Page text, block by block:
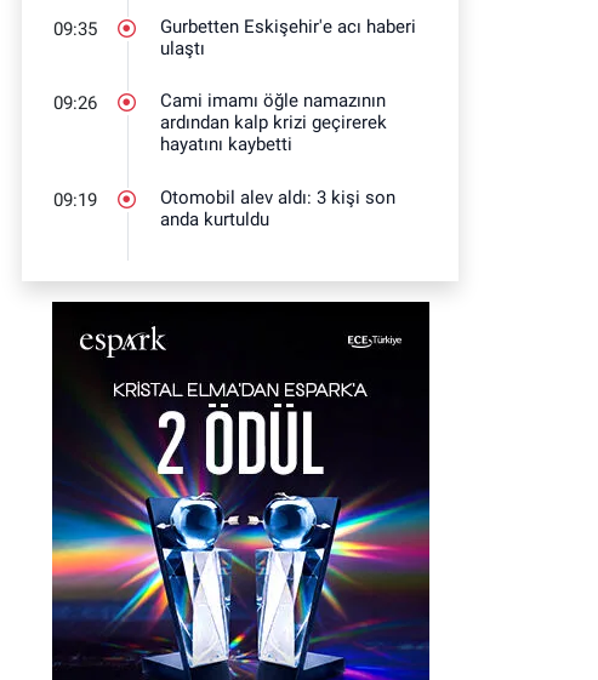
09:35
Gurbetten Eskişehir'e acı haberi
ulaştı
09:26
Cami imamı öğle namazının
ardından kalp krizi geçirerek
hayatını kaybetti
09:19
Otomobil alev aldı: 3 kişi son
anda kurtuldu